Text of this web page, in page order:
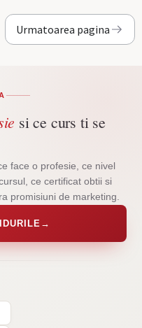
Urmatoarea pagina
si ce curs ti se
face o profesie, ce nivel
ce certificat obtii si
promisiuni de marketing.
→